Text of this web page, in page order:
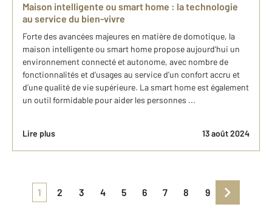
Maison intelligente ou smart home : la technologie
au service du bien-vivre
Forte des avancées majeures en matière de domotique, la
maison intelligente ou smart home propose aujourd’hui un
environnement connecté et autonome, avec nombre de
fonctionnalités et d’usages au service d’un confort accru et
d’une qualité de vie supérieure. La smart home est également
un outil formidable pour aider les personnes ...
Lire plus 13 août 2024
1 2 3 4 5 6 7 8 9